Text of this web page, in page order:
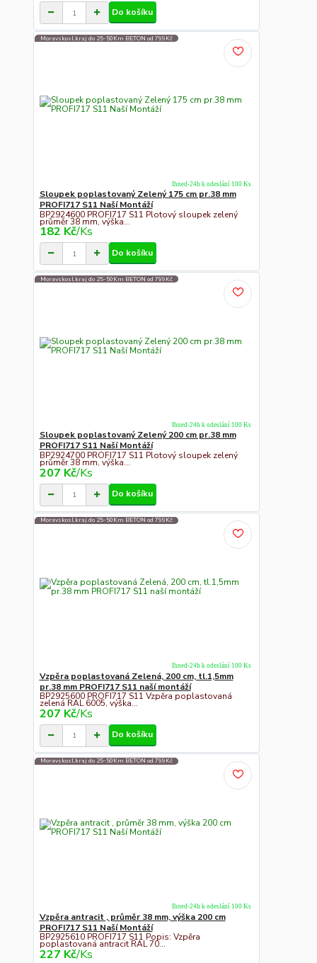
Do košíku
Moravskosl.kraj do 25-50Km BETON od 799Kč
Sloupek poplastovaný Zelený 175 cm pr.38 mm
PROFI717 S11 Naší Montáží
BP2924600 PROFI717 S11 Plotový sloupek zelený
průměr 38 mm, výška...
182 Kč/Ks
Ihned-24h k odeslání 100 Ks
Do košíku
Moravskosl.kraj do 25-50Km BETON od 799Kč
Sloupek poplastovaný Zelený 200 cm pr.38 mm
PROFI717 S11 Naší Montáží
BP2924700 PROFI717 S11 Plotový sloupek zelený
průměr 38 mm, výška...
207 Kč/Ks
Ihned-24h k odeslání 100 Ks
Do košíku
Moravskosl.kraj do 25-50Km BETON od 799Kč
Vzpěra poplastovaná Zelená, 200 cm, tl.1,5mm
pr.38 mm PROFI717 S11 naší montáží
BP2925600 PROFI717 S11 Vzpěra poplastovaná
zelená RAL 6005, výška...
207 Kč/Ks
Ihned-24h k odeslání 100 Ks
Do košíku
Moravskosl.kraj do 25-50Km BETON od 799Kč
Vzpěra antracit , průměr 38 mm, výška 200 cm
PROFI717 S11 Naší Montáží
BP2925610 PROFI717 S11 Popis: Vzpěra
poplastovaná antracit RAL 70...
227 Kč/Ks
Ihned-24h k odeslání 100 Ks